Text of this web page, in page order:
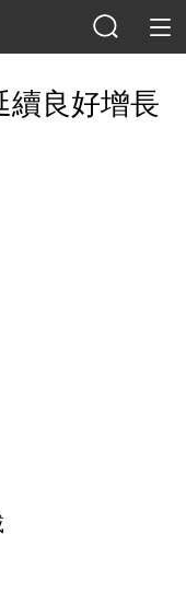
續良好增長